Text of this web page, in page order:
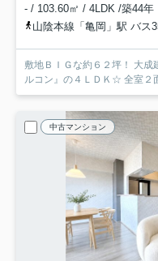
- / 103.60㎡ / 4LDK /築44年
山陰本線「亀岡」駅 バス
敷地ＢＩＧな約６２坪！ 大
ルコン』の４ＬＤＫ☆ 全室２
中古マンション